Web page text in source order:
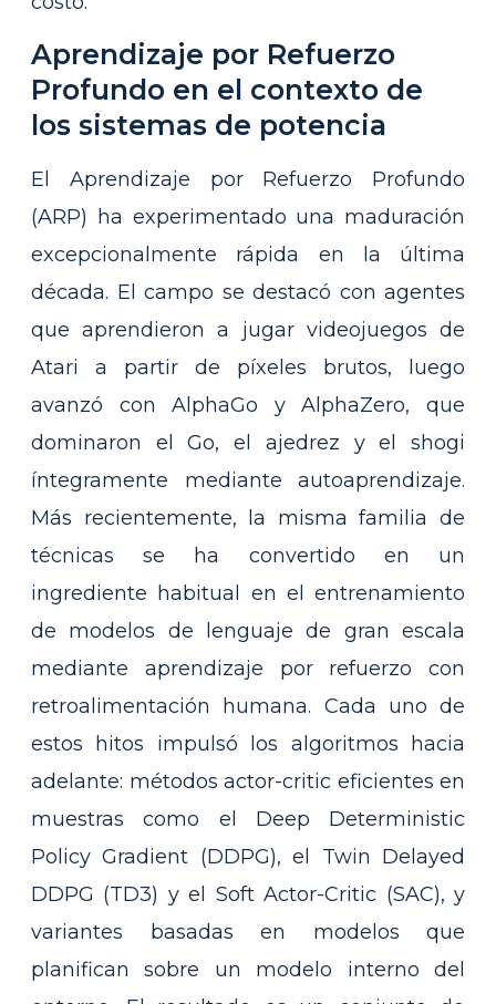
Aprendizaje por Refuerzo
Profundo en el contexto de
los sistemas de potencia
El Aprendizaje por Refuerzo Profundo
(ARP) ha experimentado una maduración
excepcionalmente rápida en la última
década. El campo se destacó con agentes
que aprendieron a jugar videojuegos de
Atari a partir de píxeles brutos, luego
avanzó con AlphaGo y AlphaZero, que
dominaron el Go, el ajedrez y el shogi
íntegramente mediante autoaprendizaje.
Más recientemente, la misma familia de
técnicas se ha convertido en un
ingrediente habitual en el entrenamiento
de modelos de lenguaje de gran escala
mediante aprendizaje por refuerzo con
retroalimentación humana. Cada uno de
estos hitos impulsó los algoritmos hacia
adelante: métodos actor-critic eficientes en
muestras como el Deep Deterministic
Policy Gradient (DDPG), el Twin Delayed
DDPG (TD3) y el Soft Actor-Critic (SAC), y
variantes basadas en modelos que
planifican sobre un modelo interno del